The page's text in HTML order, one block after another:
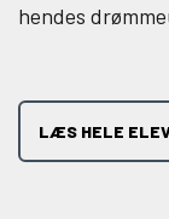
hendes
LÆS HELE